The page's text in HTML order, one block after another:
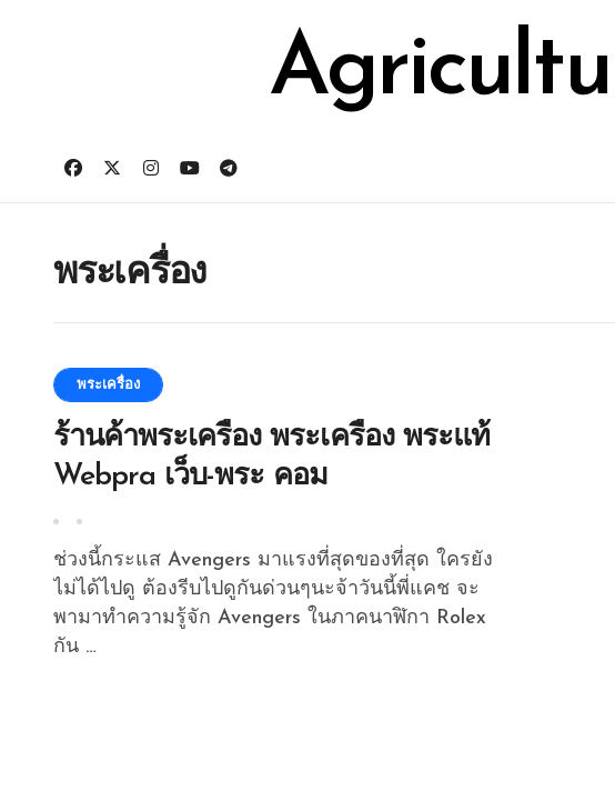
พระเครื่อง
พระเครื่อง
ร้านค้าพระเครื่อง พระเครื่อง พระแท้
Webpra เว็บ-พระ คอม
ช่วงนี้กระแส Avengers มาแรงที่สุดของที่สุด ใครยัง
ไม่ได้ไปดู ต้องรีบไปดูกันด่วนๆนะจ้าวันนี้พี่แคช จะ
พามาทำความรู้จัก Avengers ในภาคนาฬิกา Rolex
กัน …